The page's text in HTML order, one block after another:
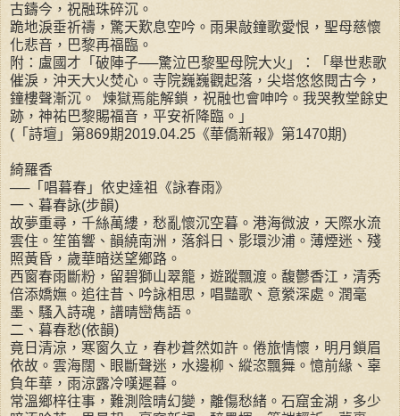
古鑄今，祝融珠碎沉。
跪地淚垂祈禱，驚天歎息空吟。雨果敲鐘歌愛恨，聖母慈懷
化悲音，巴黎再福臨。
附：盧國才「破陣子──驚泣巴黎聖母院大火」：「舉世悲歌
催淚，沖天大火焚心。寺院巍巍觀起落，尖塔悠悠閱古今，
鐘樓聲漸沉。 煉獄焉能解鎖，祝融也會呻吟。我哭教堂餘史
跡，神祐巴黎賜福音，平安祈降臨。」
(「詩壇」第869期2019.04.25《華僑新報》第1470期)
綺羅香
──「唱暮春」依史達祖《詠春雨》
一、暮春詠(步韻)
故夢重尋，千絲萬縷，愁亂懷沉空暮。港海微波，天際水流
雲住。笙笛響、韻繞南洲，落斜日、影環沙浦。薄煙迷、殘
照黃昏，歲華暗送望鄉路。
西窗春雨斷粉，留碧獅山翠籠，遊蹤飄渡。馥鬱香江，清秀
倍添嬌嫵。追往昔、吟詠相思，唱豔歌、意縈深處。潤毫
墨、騷入詩魂，譜晴巒雋語。
二、暮春愁(依韻)
竟日清涼，寒窗久立，春杪蒼然如許。倦旅情懷，明月鎖眉
依故。雲海闊、眼斷聲迷，水邊柳、縱恣飄舞。憶前緣、辜
負年華，雨涼露冷嘆遲暮。
常溫鄉梓往事，難測陰晴幻變，離傷愁緒。石窟金湖，多少